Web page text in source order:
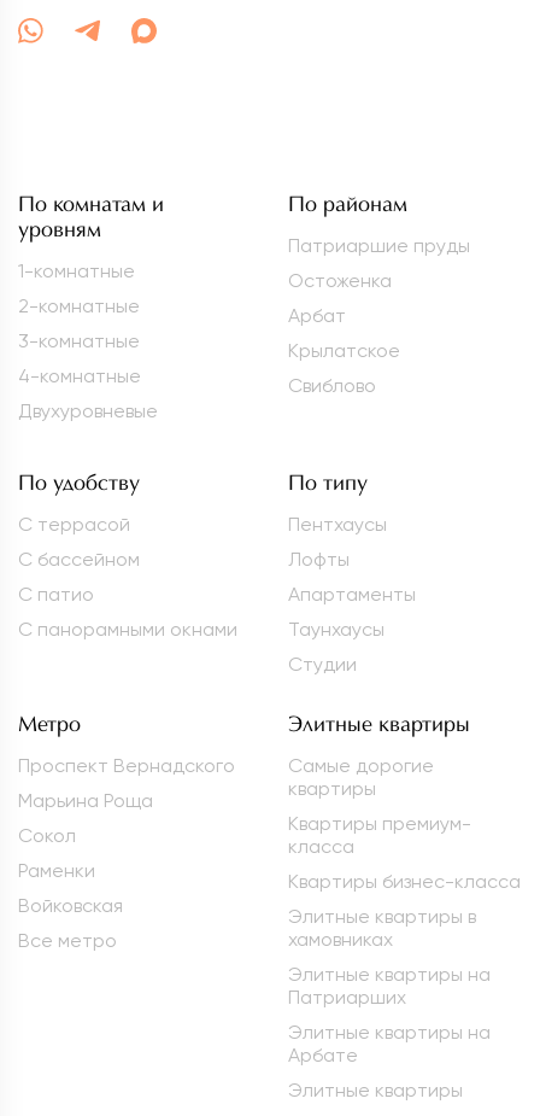
По комнатам и
уровням
1-комнатные
2-комнатные
3-комнатные
4-комнатные
Двухуровневые
По районам
Патриаршие пруды
Остоженка
Арбат
Крылатское
Свиблово
По удобству
С террасой
С бассейном
С патио
С панорамными окнами
По типу
Пентхаусы
Лофты
Апартаменты
Таунхаусы
Студии
Метро
Проспект Вернадского
Марьина Роща
Сокол
Раменки
Войковская
Все метро
Элитные квартиры
Самые дорогие
квартиры
Квартиры премиум-
класса
Квартиры бизнес-класса
Элитные квартиры в
хамовниках
Элитные квартиры на
Патриарших
Элитные квартиры на
Арбате
Элитные квартиры